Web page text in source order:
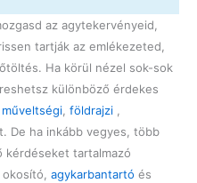
az agytekervényeid,
tartják az emlékezeted,
Ha körül nézel sok-sok
különböző érdekes
műveltségi, földrajzi ,
De ha inkább vegyes, több
kérdéseket tartalmazó
agykarbantartó és